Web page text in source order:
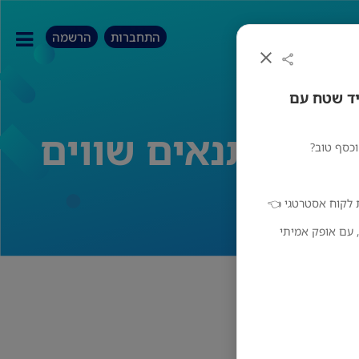
שטח עם
טוב?
לקוח אסטרטגי 👈
עם אופק אמיתי
התחברות הרשמה
עם תנאים שווים